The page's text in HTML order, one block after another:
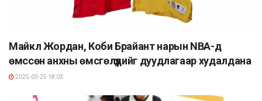
Майкл Жордан, Коби Брайант нарын NBA-д
өмссөн анхны өмсгөлүүдийг дуудлагаар худалдана
2025-03-25 18:03